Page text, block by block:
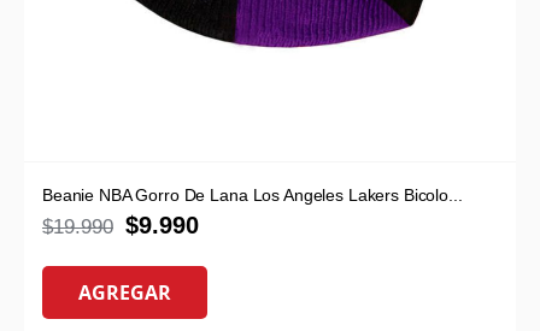
Beanie NBA Gorro De Lana Los Angeles Lakers Bicolo...
$19.990 $9.990
AGREGAR